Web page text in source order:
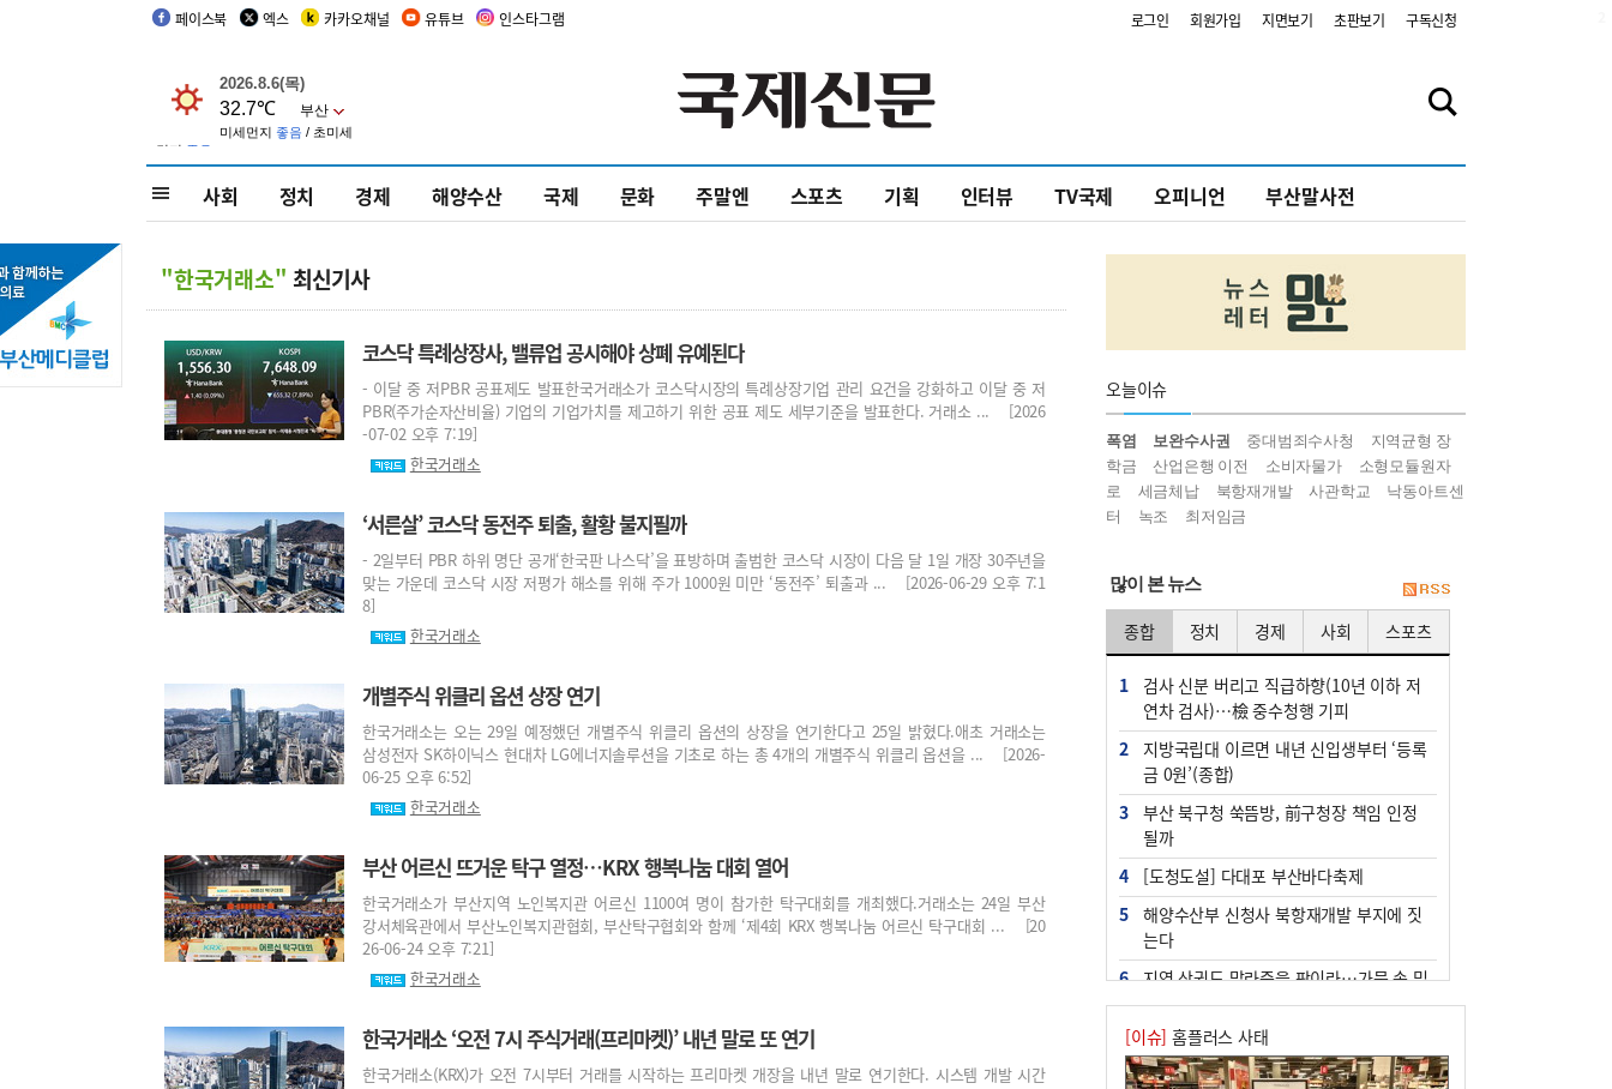
페이스북 엑스 카카오채널 유튜브 인스타그램 로그인 회원가입 지면보기 초판보기 구독신청
사회 정치 경제 해양수산 국제 문화 주말엔 스포츠 기획 인터뷰 TV국제 오피니언 부산말사전
"한국거래소" 최신기사
코스닥 특례상장사, 밸류업 공시해야 상폐 유예된다
- 이달 중 저PBR 공표제도 발표한국거래소가 코스닥시장의 특례상장기업 관리 요건을 강화하고 이달 중 저
PBR(주가순자산비율) 기업의 기업가치를 제고하기 위한 공표 제도 세부기준을 발표한다. 거래소 ... [2026
-07-02 오후 7:19]
한국거래소
‘서른살’ 코스닥 동전주 퇴출, 활황 불지필까
- 2일부터 PBR 하위 명단 공개‘한국판 나스닥’을 표방하며 출범한 코스닥 시장이 다음 달 1일 개장 30주년을
맞는 가운데 코스닥 시장 저평가 해소를 위해 주가 1000원 미만 ‘동전주’ 퇴출과 ... [2026-06-29 오후 7:1
8]
한국거래소
개별주식 위클리 옵션 상장 연기
한국거래소는 오는 29일 예정했던 개별주식 위클리 옵션의 상장을 연기한다고 25일 밝혔다.애초 거래소는
삼성전자 SK하이닉스 현대차 LG에너지솔루션을 기초로 하는 총 4개의 개별주식 위클리 옵션을 ... [2026-
06-25 오후 6:52]
한국거래소
부산 어르신 뜨거운 탁구 열정…KRX 행복나눔 대회 열어
한국거래소가 부산지역 노인복지관 어르신 1100여 명이 참가한 탁구대회를 개최했다.거래소는 24일 부산
강서체육관에서 부산노인복지관협회, 부산탁구협회와 함께 ‘제4회 KRX 행복나눔 어르신 탁구대회 ... [20
26-06-24 오후 7:21]
한국거래소
한국거래소 ‘오전 7시 주식거래(프리마켓)’ 내년 말로 또 연기
한국거래소(KRX)가 오전 7시부터 거래를 시작하는 프리마켓 개장을 내년 말로 연기한다. 시스템 개발 시간
오늘이슈
폭염 보완수사권 중대범죄수사청
지역균형 장
학금
산업은행 이전 소비자물가
소형모듈원자
로
세금체납 북항재개발 사관학교
낙동아트센
터
녹조 최저임금
많이 본 뉴스
종합 정치 경제 사회 스포츠
1
검사 신분 버리고 직급하향(10년 이하 저
연차 검사)…檢 중수청행 기피
2
지방국립대 이르면 내년 신입생부터 ‘등록
금 0원’(종합)
3
부산 북구청 쑥뜸방, 前구청장 책임 인정
될까
4
[도청도설] 다대포 부산바다축제
5
해양수산부 신청사 북항재개발 부지에 짓
는다
6
지역 상권도 말라죽을 판이라…가뭄 속 밀
양물축제 강행 논란
7
법원, 단차 논란 북항 복합환승센터 공사
중지 관련 현장검증
[이슈] 홈플러스 사태